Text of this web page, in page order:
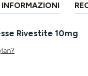
INFORMAZIONI
Rivestite 10mg